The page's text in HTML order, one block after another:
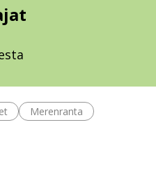
Merenranta